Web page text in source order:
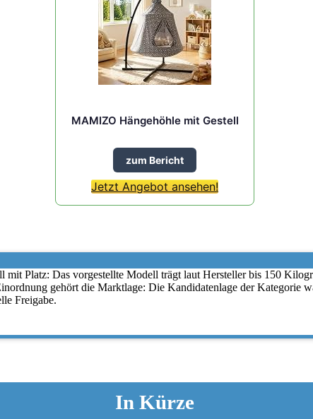
MAMIZO Hängehöhle mit Gestell
zum Bericht
Jetzt Angebot ansehen!
Platz: Das vorgestellte Modell trägt laut Hersteller bis 150
gehört die Marktlage: Die Kandidatenlage der Kategorie
Freigabe.
In Kürze